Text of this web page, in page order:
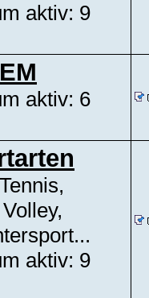
aktiv: 9
aktiv: 6
aktiv: 9